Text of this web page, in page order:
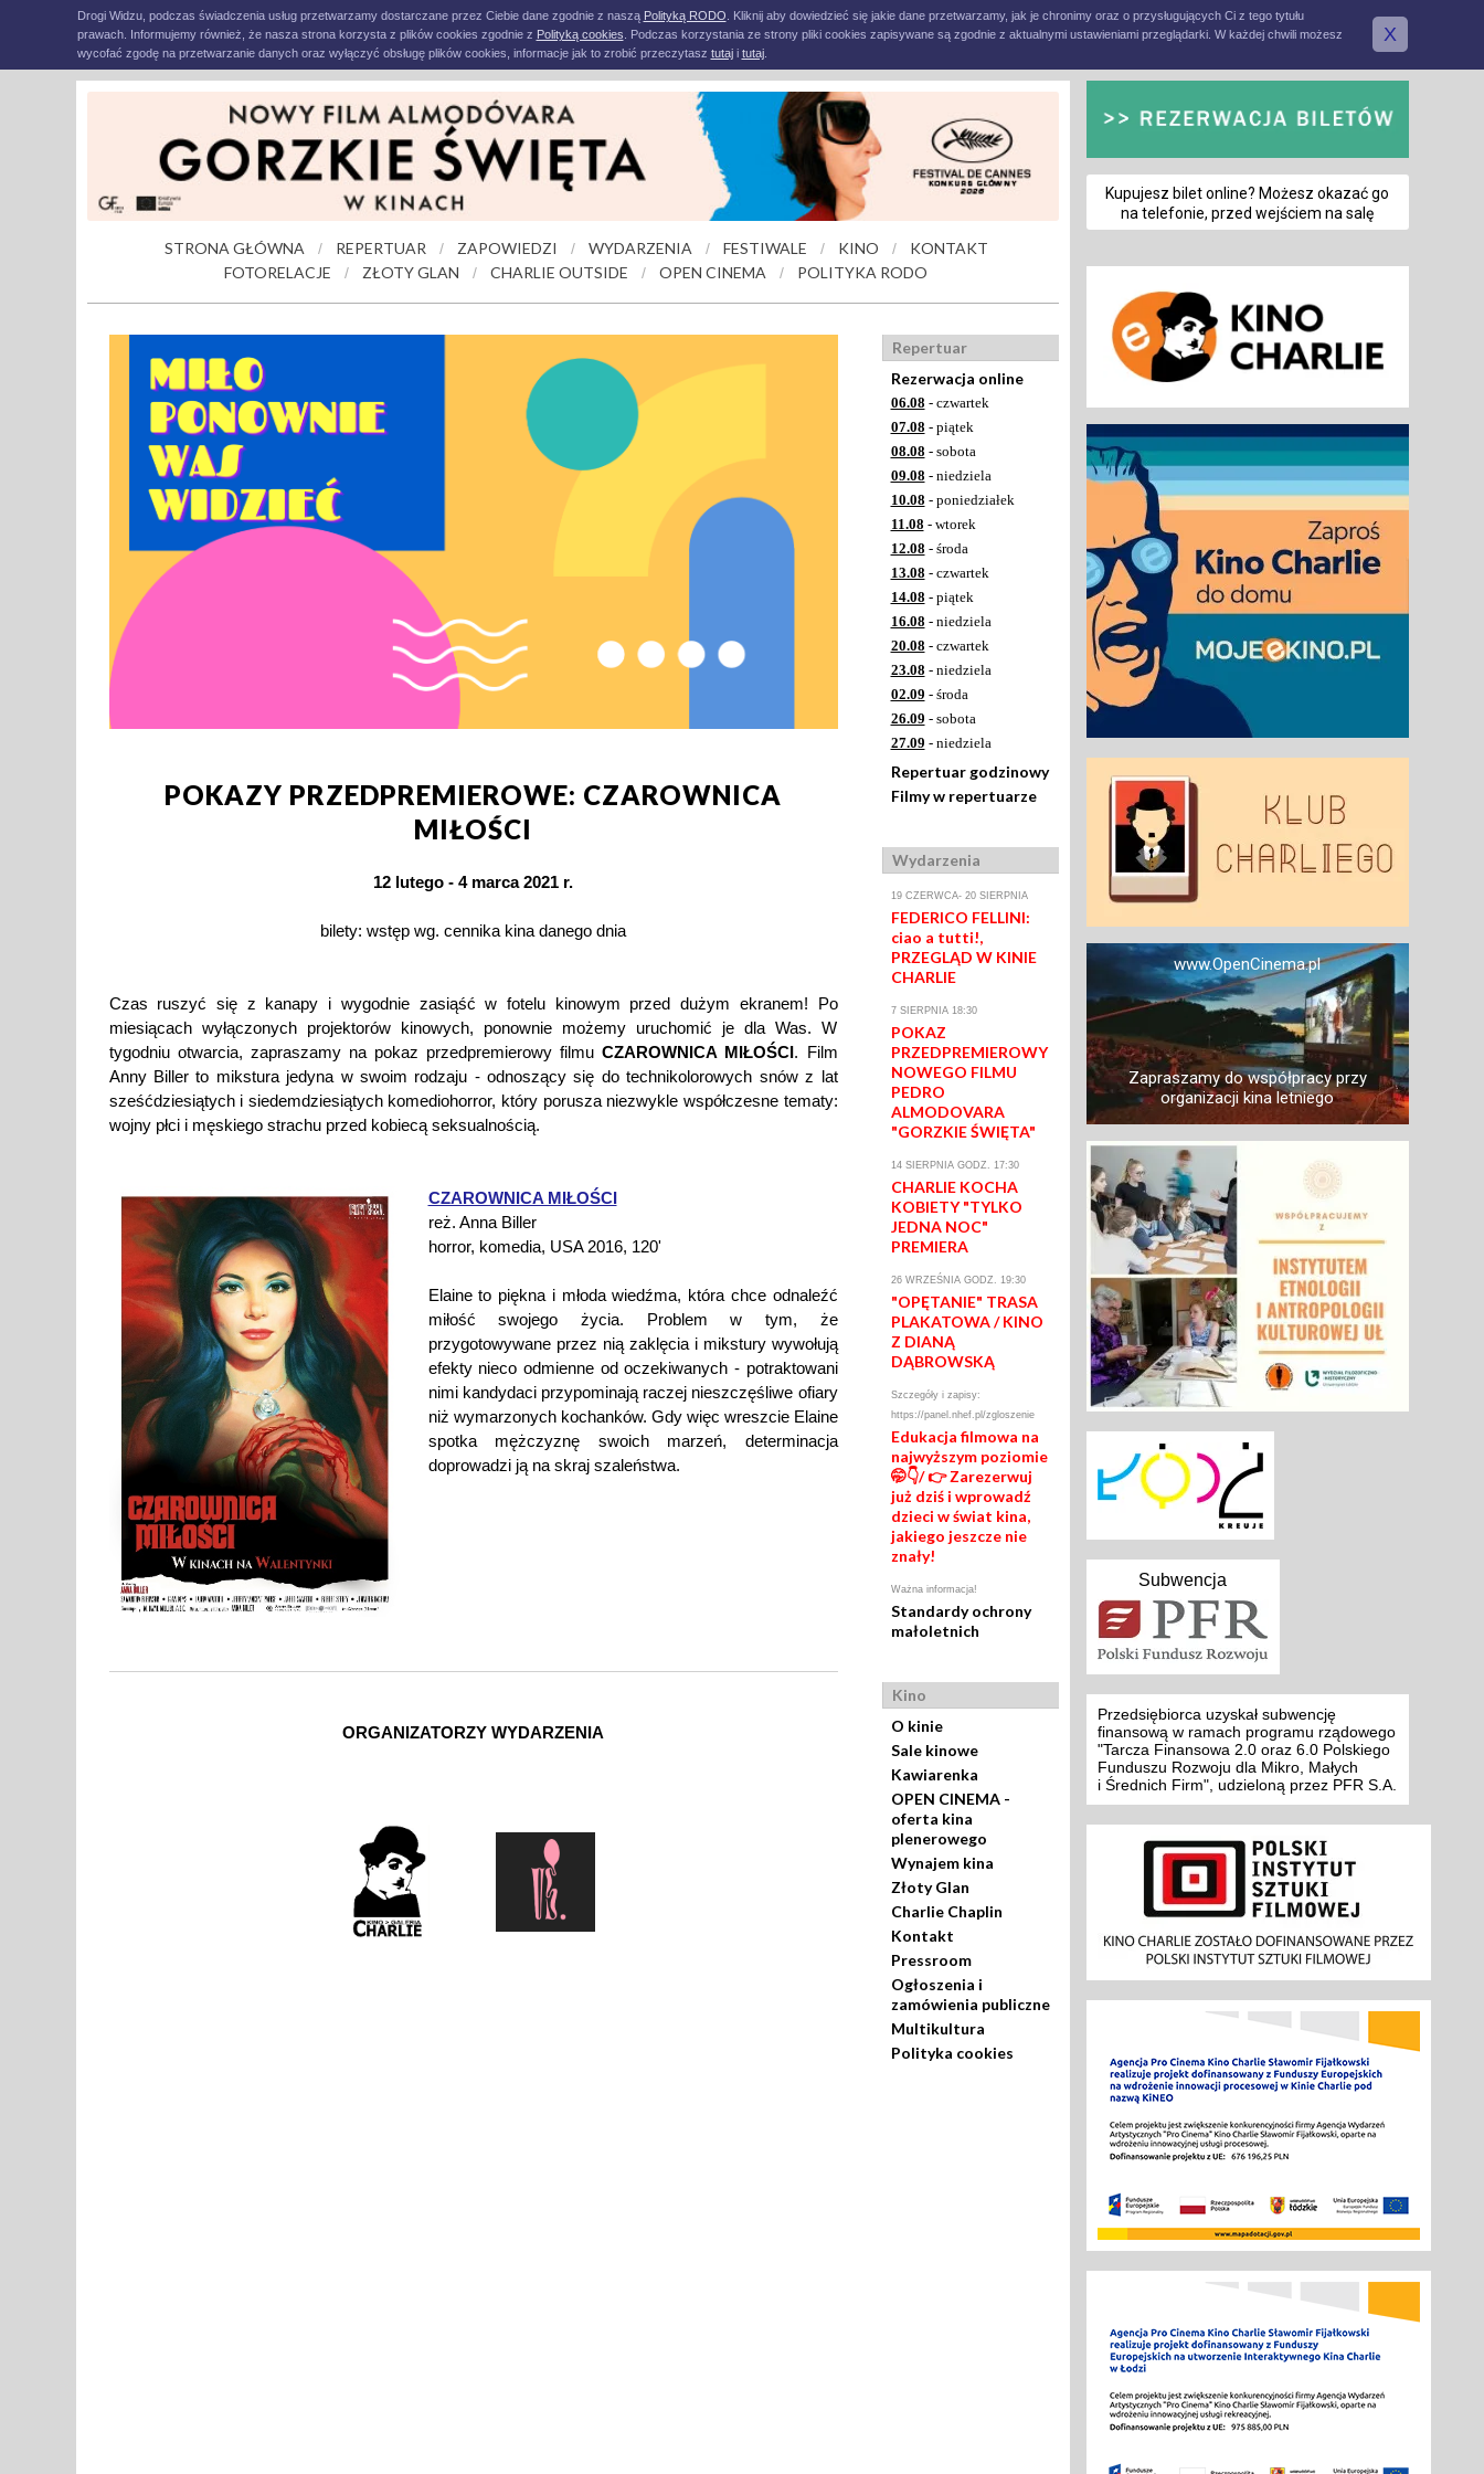
Drogi Widzu, podczas świadczenia usług przetwarzamy dostarczane przez Ciebie dane zgodnie z naszą Polityką RODO . Kliknij aby dowiedzieć się jakie dane przetwarzamy, jak je chronimy oraz o przysługujących Ci z tego tytułu
prawach. Informujemy również, że nasza strona korzysta z plików cookies zgodnie z Polityką cookies . Podczas korzystania ze strony pliki cookies zapisywane są zgodnie z aktualnymi ustawieniami przeglądarki. W każdej chwili możesz
wycofać zgodę na przetwarzanie danych oraz wyłączyć obsługę plików cookies, informacje jak to zrobić przeczytasz tutaji tutaj.
X
STRONA GŁÓWNA / REPERTUAR / ZAPOWIEDZI / WYDARZENIA / FESTIWALE / KINO /
KONTAKT
FOTORELACJE
/ ZŁOTY GLAN / CHARLIE OUTSIDE / OPEN CINEMA / POLITYKA RODO
POKAZY PRZEDPREMIEROWE: CZAROWNICA
MIŁOŚCI
12 lutego - 4 marca 2021 r.
bilety: wstęp wg. cennika kina danego dnia
Czas ruszyć się z kanapy i wygodnie zasiąść w fotelu kinowym przed dużym ekranem! Po
miesiącach wyłączonych projektorów kinowych, ponownie możemy uruchomić je dla Was. W
tygodniu otwarcia, zapraszamy na pokaz przedpremierowy filmuCZAROWNICA MIŁOŚCI. Film
Anny Biller to mikstura jedyna w swoim rodzaju - odnoszący się do technikolorowych snów z lat
sześćdziesiątych i siedemdziesiątych komediohorror, który porusza niezwykle współczesne tematy:
wojny płci i męskiego strachu przed kobiecą seksualnością.
CZAROWNICA MIŁOŚCI
reż. Anna Biller
horror, komedia, USA 2016, 120'
Elaine to piękna i młoda wiedźma, która chce odnaleźć
miłość swojego życia. Problem w tym, że
przygotowywane przez nią zaklęcia i mikstury wywołują
efekty nieco odmienne od oczekiwanych - potraktowani
nimi kandydaci przypominają raczej nieszczęśliwe ofiary
niż wymarzonych kochanków. Gdy więc wreszcie Elaine
spotka mężczyznę swoich marzeń, determinacja
doprowadzi ją na skraj szaleństwa.
ORGANIZATORZY WYDARZENIA
Repertuar
Rezerwacja online
06.08 - czwartek
07.08 - piątek
08.08 - sobota
09.08 - niedziela
10.08 - poniedziałek
11.08 - wtorek
12.08 - środa
13.08 - czwartek
14.08 - piątek
16.08 - niedziela
20.08 - czwartek
23.08 - niedziela
02.09 - środa
26.09 - sobota
27.09 - niedziela
Repertuar godzinowy
Filmy w repertuarze
Wydarzenia
19 CZERWCA- 20 SIERPNIA
FEDERICO FELLINI:
ciao a tutti!,
PRZEGLĄD W KINIE
CHARLIE
7 SIERPNIA 18:30
POKAZ
PRZEDPREMIEROWY
NOWEGO FILMU
PEDRO
ALMODOVARA
"GORZKIE ŚWIĘTA"
14 SIERPNIA GODZ. 17:30
CHARLIE KOCHA
KOBIETY "TYLKO
JEDNA NOC"
PREMIERA
26 WRZEŚNIA GODZ. 19:30
"OPĘTANIE" TRASA
PLAKATOWA / KINO
Z DIANĄ
DĄBROWSKĄ
Szczegóły i zapisy:
https://panel.nhef.pl/zgloszenie
Edukacja filmowa na
najwyższym poziomie
🤭👇/ 👉 Zarezerwuj
już dziś i wprowadź
dzieci w świat kina,
jakiego jeszcze nie
znały!
Ważna informacja!
Standardy ochrony
małoletnich
Kino
O kinie
Sale kinowe
Kawiarenka
OPEN CINEMA -
oferta kina
plenerowego
Wynajem kina
Złoty Glan
Charlie Chaplin
Kontakt
Pressroom
Ogłoszenia i
zamówienia publiczne
Multikultura
Polityka cookies
Kupujesz bilet online? Możesz okazać go
na telefonie, przed wejściem na salę
www.OpenCinema.pl
Zapraszamy do współpracy przy
organizacji kina letniego
Subwencja
Przedsiębiorca uzyskał subwencję
finansową w ramach programu rządowego
"Tarcza Finansowa 2.0 oraz 6.0 Polskiego
Funduszu Rozwoju dla Mikro, Małych
i Średnich Firm", udzieloną przez PFR S.A.